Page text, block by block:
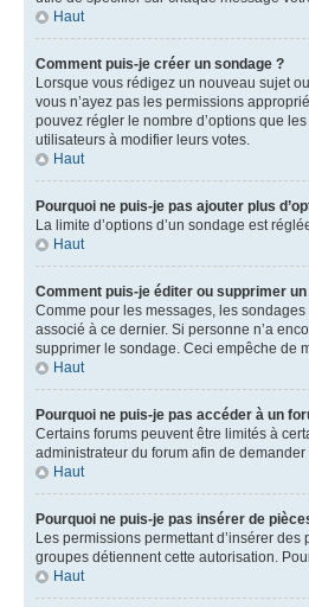
Haut
Comment puis-je créer un sondage ?
Lorsque vous rédigez un nouveau sujet
vous n’ayez pas les permissions
pouvez régler le nombre d’options que
utilisateurs à modifier leurs votes.
Haut
Pourquoi ne puis-je pas ajouter plus
La limite d’options d’un sondage est
Haut
Comment puis-je éditer ou supprimer
Comme pour les messages, les
associé à ce dernier. Si personne n’a
supprimer le sondage. Ceci empêche de
Haut
Pourquoi ne puis-je pas accéder à un
Certains forums peuvent être limités à
administrateur du forum afin de demander
Haut
Pourquoi ne puis-je pas insérer de
Les permissions permettant d’insérer
groupes détiennent cette autorisation.
Haut